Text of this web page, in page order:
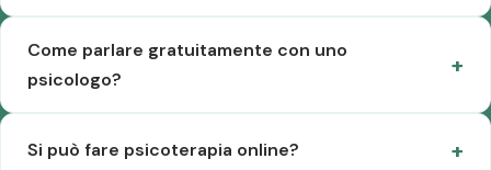
Come parlare gratuitamente con uno
psicologo?
Si può fare psicoterapia online?